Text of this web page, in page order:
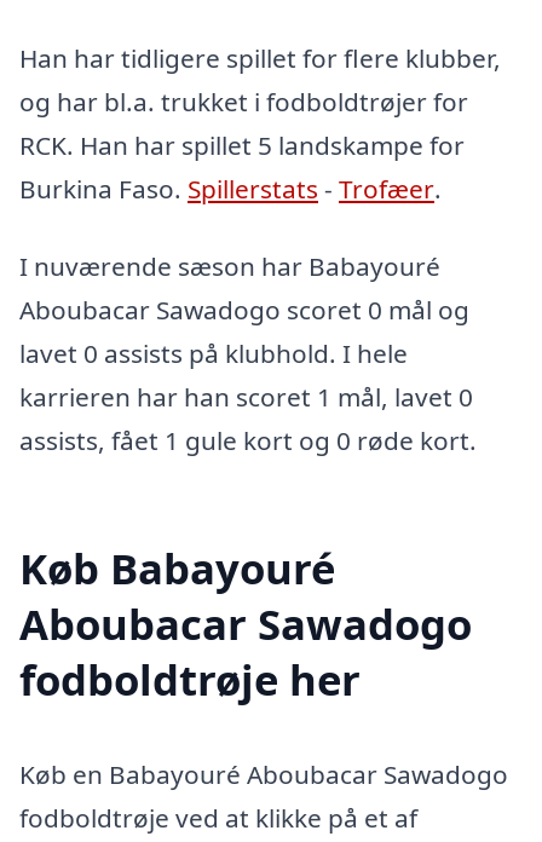
Han har tidligere spillet for flere klubber,
og har bl.a. trukket i fodboldtrøjer for
RCK. Han har spillet 5 landskampe for
Burkina Faso. Spillerstats - Trofæer.
I nuværende sæson har Babayouré
Aboubacar Sawadogo scoret 0 mål og
lavet 0 assists på klubhold. I hele
karrieren har han scoret 1 mål, lavet 0
assists, fået 1 gule kort og 0 røde kort.
Køb Babayouré
Aboubacar Sawadogo
fodboldtrøje her
Køb en Babayouré Aboubacar Sawadogo
fodboldtrøje ved at klikke på et af